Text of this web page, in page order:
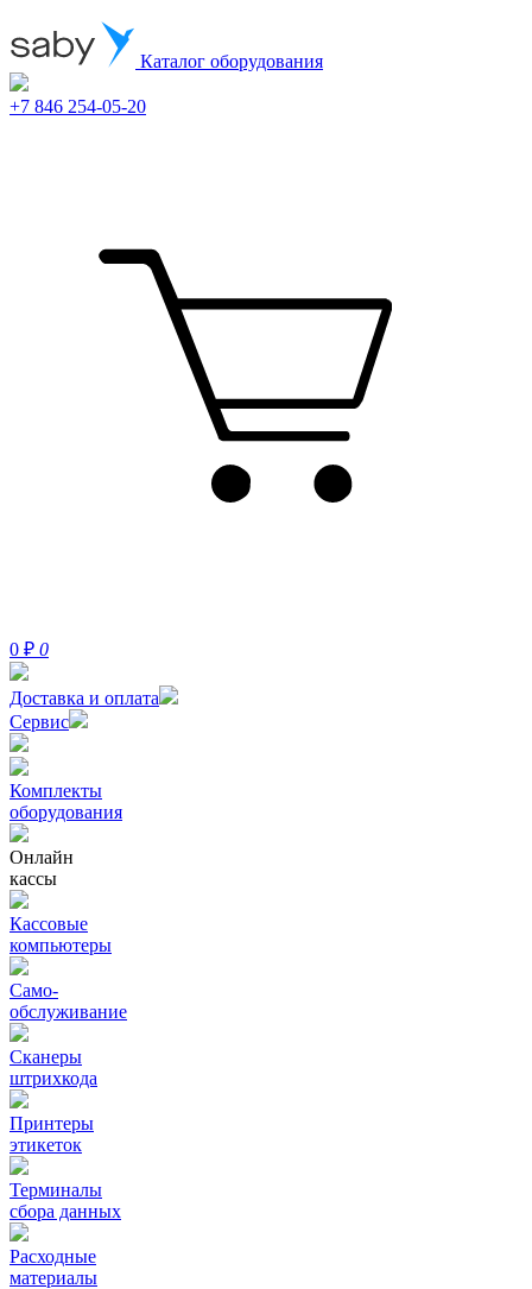
Каталог оборудования
+7 846 254-05-20
0 ₽ 0
Доставка и оплата
Сервис
Комплекты
оборудования
Онлайн
кассы
Кассовые
компьютеры
Само-
обслуживание
Сканеры
штрихкода
Принтеры
этикеток
Терминалы
сбора данных
Расходные
материалы